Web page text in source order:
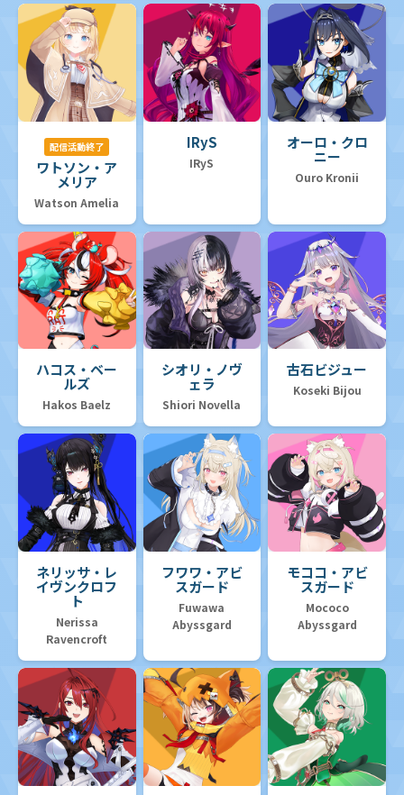
配信活動終了
ワトソン・ア
メリア
Watson Amelia
IRyS
IRyS
オーロ・クロ
ニー
Ouro Kronii
ハコス・ベー
ルズ
Hakos Baelz
シオリ・ノヴ
ェラ
Shiori Novella
古石ビジュー
Koseki Bijou
ネリッサ・レ
イヴンクロフ
ト
Nerissa
Ravencroft
フワワ・アビ
スガード
Fuwawa
Abyssgard
モココ・アビ
スガード
Mococo
Abyssgard